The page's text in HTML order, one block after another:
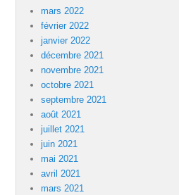
mars 2022
février 2022
janvier 2022
décembre 2021
novembre 2021
octobre 2021
septembre 2021
août 2021
juillet 2021
juin 2021
mai 2021
avril 2021
mars 2021